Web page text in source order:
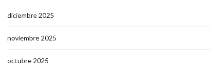
diciembre 2025
noviembre 2025
octubre 2025